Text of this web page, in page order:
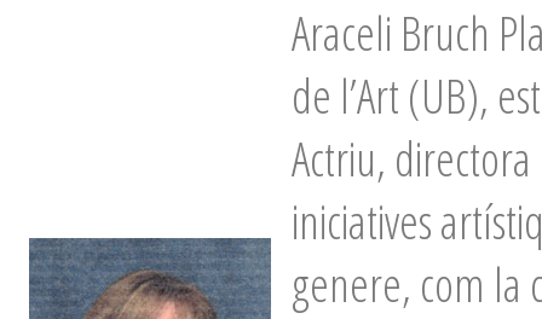
Araceli Bruch
de l’Art (UB),
Actriu,
iniciatives
genere, com la